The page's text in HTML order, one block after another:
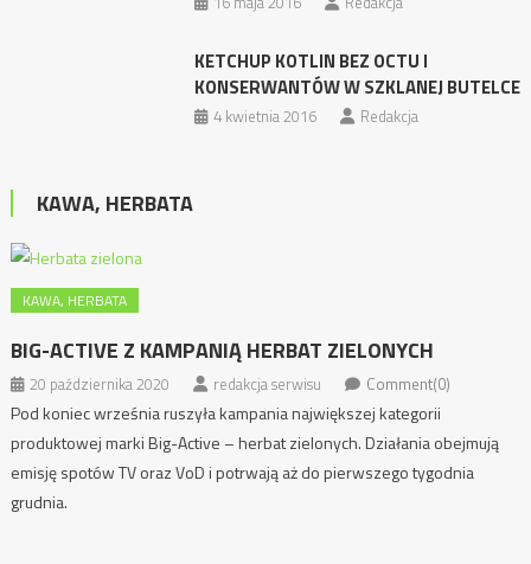
KETCHUP KOTLIN BEZ OCTU I
KONSERWANTÓW W SZKLANEJ BUTELCE
4 kwietnia 2016 Redakcja
KAWA, HERBATA
KAWA, HERBATA
BIG-ACTIVE Z KAMPANIĄ HERBAT ZIELONYCH
20 października 2020 redakcja serwisu Comment(0)
Pod koniec września ruszyła kampania największej kategorii
produktowej marki Big-Active – herbat zielonych. Działania obejmują
emisję spotów TV oraz VoD i potrwają aż do pierwszego tygodnia
grudnia.